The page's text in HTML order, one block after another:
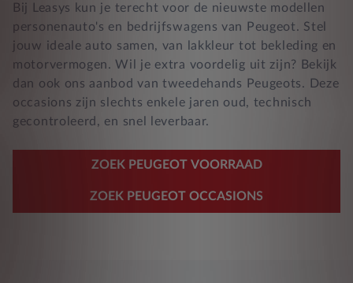
Bij Leasys kun je terecht voor de nieuwste modellen
personenauto's en bedrijfswagens van Peugeot. Stel
jouw ideale auto samen, van lakkleur tot bekleding en
motorvermogen. Wil je extra voordelig uit zijn? Bekijk
dan ook ons aanbod van tweedehands Peugeots. Deze
occasions zijn slechts enkele jaren oud, technisch
gecontroleerd, en snel leverbaar.
ZOEK PEUGEOT VOORRAAD
ZOEK PEUGEOT OCCASIONS